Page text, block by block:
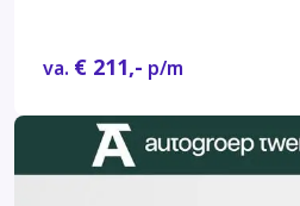
va. € 211,- p/m